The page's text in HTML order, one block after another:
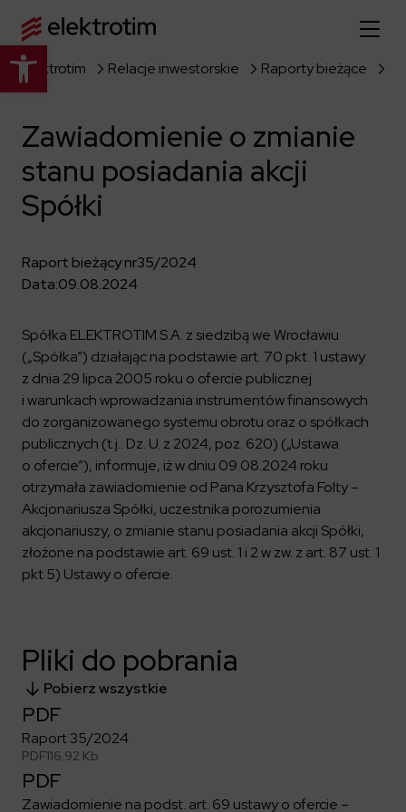
Otwórz pasek narzędzi
Strona główna
O nas
Więcej o nas
O firmie
Władze spółki
Historia
Portfolio
Dokumenty firmowe
Certyfikaty
Compliance
Oferta
Budownictwo Specjalistyczne
Resorty obronne
Przemysł
Infrastruktura użyteczności publicznej
Zasilanie i systemy trakcyjne
Platforma Zarządzania Bezpieczeństwem
Aquila
Magazyny energii
Dowiedz się więcej
Raporty
Kalendarium
Ład korporacyjny
Materiały dla inwestorów
ELEKTROTIM na GPW
Kontakt dla inwestorów
Kariera
Dowiedz się więcej
Poznaj nas bliżej
Oferty pracy
Poradnik rekrutacyjny
Dlaczego warto?
Staże i praktyki
Kontrahenci
Poznaj możliwości współpracy z nami
Program Partnerski
Formularz dla dostawców
Fakturowanie w KSeF
ESG
Dowiedz się więcej
Środowisko
Społeczeństwo
Strefa wiedzy
Media
ELEKTROTIM w mediach
Materiały prasowe
Kontakt dla mediów
Polski English
Elektrotim Relacje inwestorskie Raporty bieżące
Zawiadomienie o zmianie
stanu posiadania akcji
Spółki
Raport bieżący nr35/2024
Data:09.08.2024
Spółka ELEKTROTIM S.A. z siedzibą we Wrocławiu
(„Spółka”) działając na podstawie art. 70 pkt. 1 ustawy
z dnia 29 lipca 2005 roku o ofercie publicznej
i warunkach wprowadzania instrumentów finansowych
do zorganizowanego systemu obrotu oraz o spółkach
publicznych (t.j.: Dz. U. z 2024, poz. 620) („Ustawa
o ofercie”), informuje, iż w dniu 09.08.2024 roku
otrzymała zawiadomienie od Pana Krzysztofa Folty –
Akcjonariusza Spółki, uczestnika porozumienia
akcjonariuszy, o zmianie stanu posiadania akcji Spółki,
złożone na podstawie art. 69 ust. 1 i 2 w zw. z art. 87 ust. 1
pkt 5) Ustawy o ofercie.
Pliki do pobrania
Pobierz wszystkie
PDF
Raport 35/2024
PDF116.92 Kb
PDF
Zawiadomienie na podst. art. 69 ustawy o ofercie –